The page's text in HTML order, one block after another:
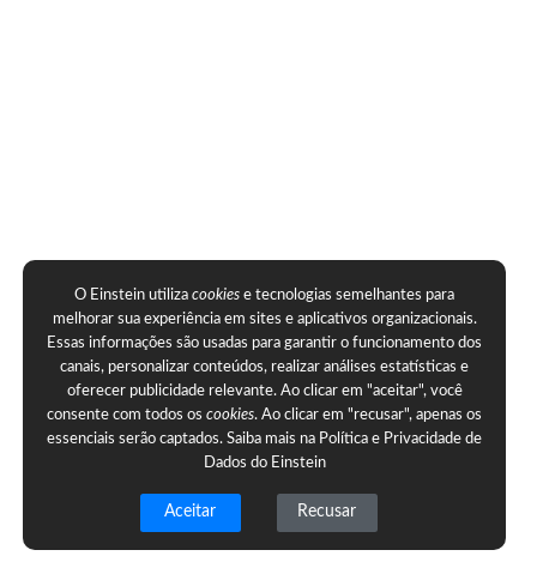
O Einstein utilizacookies e tecnologias semelhantes para
melhorar sua experiência em sites e aplicativos organizacionais.
Essas informações são usadas para garantir o funcionamento dos
canais, personalizar conteúdos, realizar análises estatísticas e
oferecer publicidade relevante. Ao clicar em "aceitar", você
consente com todos oscookies. Ao clicar em "recusar", apenas os
essenciais serão captados. Saiba mais na Política e Privacidade de
Dados do Einstein
Aceitar Recusar